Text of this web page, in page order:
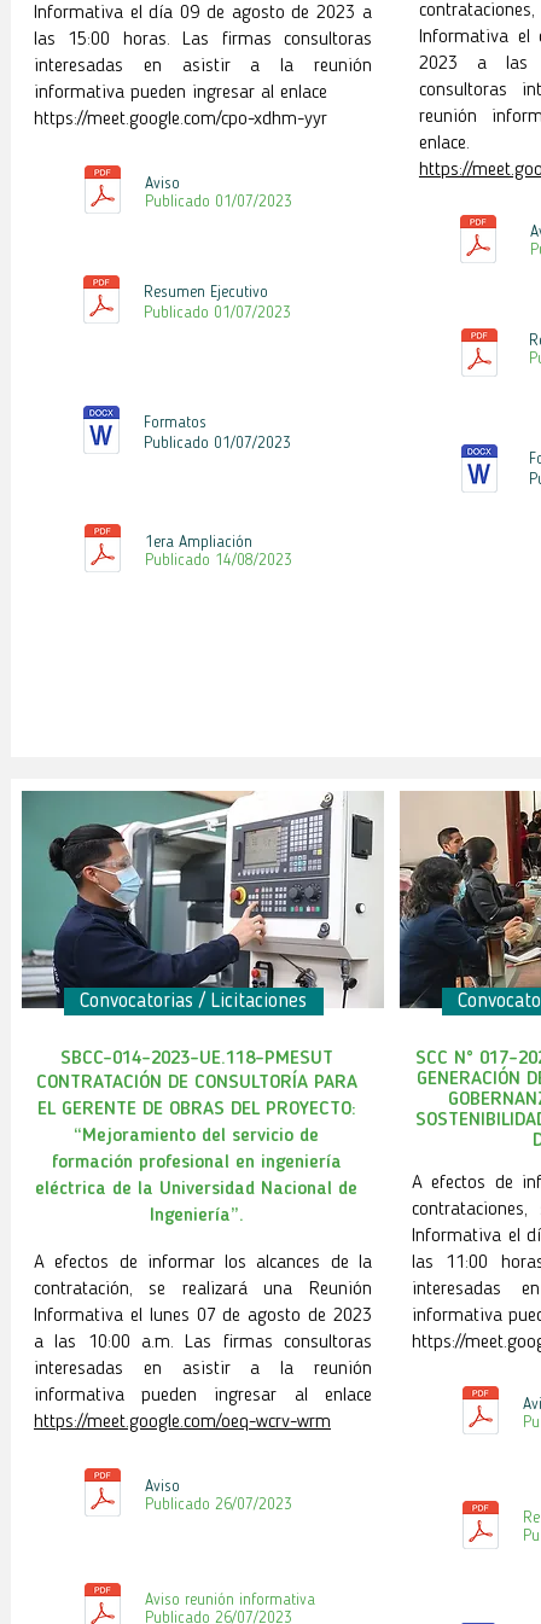
Informativa el día 09 de agosto de 2023 a
las 15:00 horas. Las firmas consultoras
interesadas en asistir a la reunión
informativa pueden ingresar al enlace
https://meet.google.com/cpo-xdhm-yyr
Aviso
Publicado 01 /07/2023
Resumen Ejecutivo
Publicado 01 /07/2023
Formatos
Publicado 01/07/2023
1era Ampliación
Publicado 14/08/2023
Informativa el
2023 a las
consultoras
reunión
enlace.
https://
Convocatorias / Licitaciones
SBCC-014-2023-UE.118-PMESUT
CONTRATACIÓN DE CONSULTORÍA PARA
EL GERENTE DE OBRAS DEL PROYECTO:
“Mejoramiento del servicio de
formación profesional en ingeniería
eléctrica de la Universidad Nacional de
Ingeniería”.
A efectos de informar los alcances de la
contratación, se realizará una Reunión
Informativa el lunes 07 de agosto de 2023
a las 10:00 a.m. Las firmas consultoras
interesadas en asistir a la reunión
informativa pueden ingresar al enlace
https://meet.google.com/oeq-wcrv-wrm
Aviso
Publicado 26/07/2023
Aviso reunión informativa
Publicado 26/07/2023
SCC N° 017-
GENERACIÓN
A efectos de
Informativa el
las 11:00
interesadas
informativa
https://